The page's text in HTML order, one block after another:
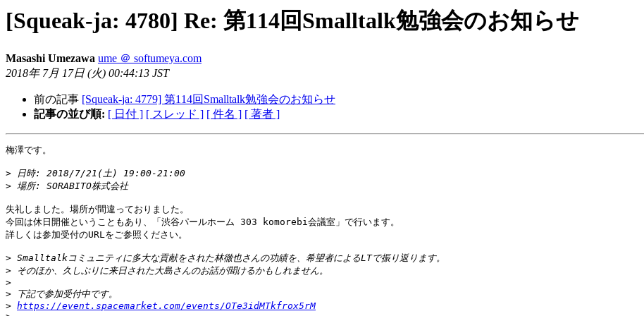
[Squeak-ja: 4780] Re: 第114回Smalltalk勉強会のお知らせ
Masashi Umezawa ume ＠ softumeya.com
2018年 7月 17日 (火) 00:44:13 JST
前の記事 [Squeak-ja: 4779] 第114回Smalltalk勉強会のお知らせ
記事の並び順: [ 日付 ] [ スレッド ] [ 件名 ] [ 著者 ]
梅澤です。
>
>
失礼しました。場所が間違っておりました。
今回は休日開催ということもあり、「渋谷パールホーム 303 komorebi会議室」で行います。
詳しくは参加受付のURLをご参照ください。
>
>
>
>
> https://event.spacemarket.com/events/OTe3idMTkfrox5rM